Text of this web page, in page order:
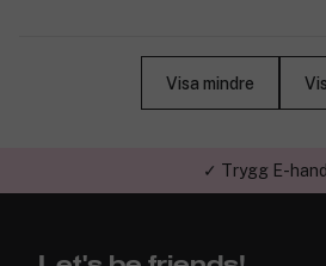
Visa mindre
✓ Trygg E-